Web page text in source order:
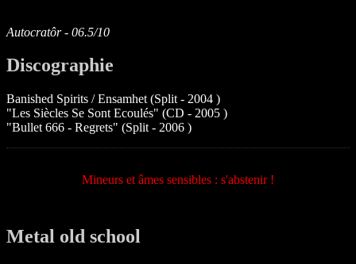
Autocratôr - 06.5/10
Discographie
Banished Spirits / Ensamhet (Split - 2004 )
"Les Siècles Se Sont Ecoulés" (CD - 2005 )
"Bullet 666 - Regrets" (Split - 2006 )
Mineurs et âmes sensibles : s'abstenir !
Metal old school